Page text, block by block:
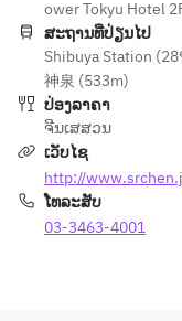
ower Tokyu Hotel
ສະຖານທີ່ປ່ຽນໄປ
Shibuya Station
神泉 (533m)
ປ່ອງລາຄາ
ຈີນເສສວນ
ເວັບໄຊ
http://
ໂທລະສັບ
03-3463-4001